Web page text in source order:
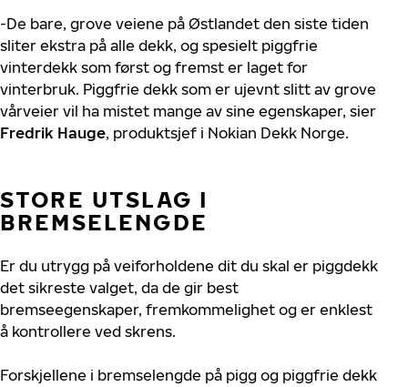
-De bare, grove veiene på Østlandet den siste tiden
sliter ekstra på alle dekk, og spesielt piggfrie
vinterdekk som først og fremst er laget for
vinterbruk. Piggfrie dekk som er ujevnt slitt av grove
vårveier vil ha mistet mange av sine egenskaper, sier
Fredrik Hauge, produktsjef i Nokian Dekk Norge.
STORE UTSLAG I
BREMSELENGDE
Er du utrygg på veiforholdene dit du skal er piggdekk
det sikreste valget, da de gir best
bremseegenskaper, fremkommelighet og er enklest
å kontrollere ved skrens.
Forskjellene i bremselengde på pigg og piggfrie dekk